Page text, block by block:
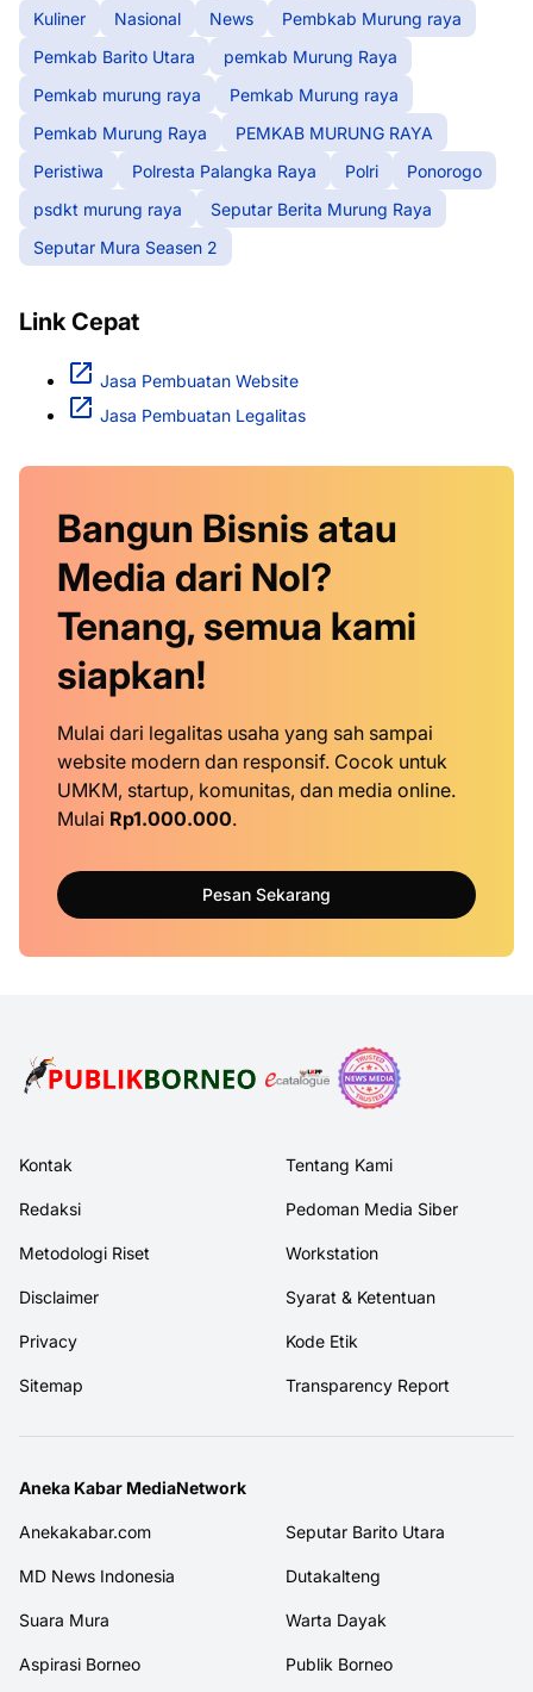
Kuliner
Nasional News
Pembkab Murung raya
Pemkab Barito Utara
pemkab Murung Raya
Pemkab murung raya
Pemkab Murung raya
Pemkab Murung Raya
PEMKAB MURUNG RAYA
Peristiwa
Polresta Palangka Raya Polri
Ponorogo
psdkt murung raya
Seputar Berita Murung Raya
Seputar Mura Seasen 2
Link Cepat
Jasa Pembuatan Website
Jasa Pembuatan Legalitas
Bangun Bisnis atau
Media dari Nol?
Tenang, semua kami
siapkan!
Mulai dari legalitas usaha yang sah sampai
website modern dan responsif. Cocok untuk
UMKM, startup, komunitas, dan media online.
Mulai Rp1.000.000.
Pesan Sekarang
Kontak Tentang Kami
Redaksi Pedoman Media Siber
Metodologi Riset Workstation
Disclaimer Syarat & Ketentuan
Privacy Kode Etik
Sitemap Transparency Report
Aneka Kabar MediaNetwork
Anekakabar.com Seputar Barito Utara
MD News Indonesia Dutakalteng
Suara Mura Warta Dayak
Aspirasi Borneo Publik Borneo